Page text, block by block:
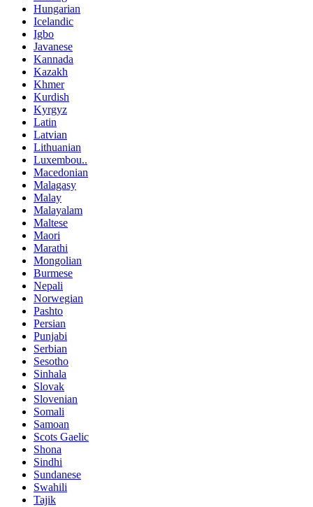
Hungarian
Icelandic
Igbo
Javanese
Kannada
Kazakh
Khmer
Kurdish
Kyrgyz
Latin
Latvian
Lithuanian
Luxembou..
Macedonian
Malagasy
Malay
Malayalam
Maltese
Maori
Marathi
Mongolian
Burmese
Nepali
Norwegian
Pashto
Persian
Punjabi
Serbian
Sesotho
Sinhala
Slovak
Slovenian
Somali
Samoan
Scots Gaelic
Shona
Sindhi
Sundanese
Swahili
Tajik